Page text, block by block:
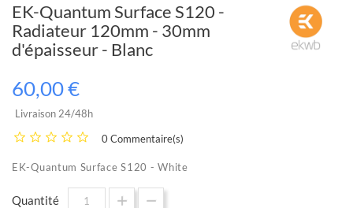
EK-Quantum Surface S120 -
Radiateur 120mm - 30mm
d'épaisseur - Blanc
60,00 €
Livraison 24/48h
0 Commentaire(s)
EK-Quantum Surface S120 - White
Quantité